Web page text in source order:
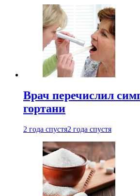
Врач перечислил
гортани
2 года спустя2 года спустя